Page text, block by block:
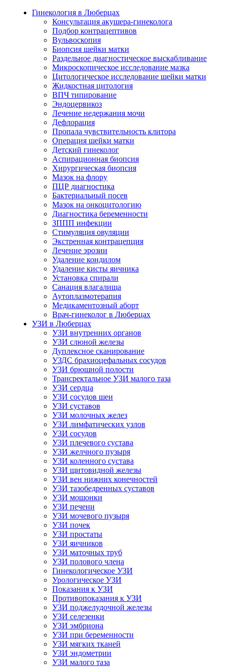
Гинекология в Люберцах
Консультация акушера-гинеколога
Подбор контрацептивов
Вульвоскопия
Биопсия шейки матки
Раздельное диагностическое выскабливание
Микроскопическое исследование мазка
Цитологическое исследование шейки матки
Жидкостная цитология
ВПЧ типирование
Эндоцервикоз
Лечение недержания мочи
Дефлорация
Пропала чувствительность клитора
Операция шейки матки
Детский гинеколог
Аспирационная биопсия
Хирургическая биопсия
Мазок на флору
ПЦР диагностика
Бактериальный посев
Мазок на онкоцитологию
Диагностика беременности
ЗППП инфекции
Стимуляция овуляции
Экстренная контрацепция
Лечение эрозии
Удаление кондилом
Удаление кисты яичника
Установка спирали
Санация влагалища
Аутоплазмотерапия
Медикаментозный аборт
Врач-гинеколог в Люберцах
УЗИ в Люберцах
УЗИ внутренних органов
УЗИ слюной железы
Дуплексное сканирование
УЗДС брахиоцефальных сосудов
УЗИ брюшной полости
Трансректальное УЗИ малого таза
УЗИ сердца
УЗИ сосудов шеи
УЗИ суставов
УЗИ молочных желез
УЗИ лимфатических узлов
УЗИ сосудов
УЗИ плечевого сустава
УЗИ желчного пузыря
УЗИ коленного сустава
УЗИ щитовидной железы
УЗИ вен нижних конечностей
УЗИ тазобедренных суставов
УЗИ мошонки
УЗИ печени
УЗИ мочевого пузыря
УЗИ почек
УЗИ простаты
УЗИ яичников
УЗИ маточных труб
УЗИ полового члена
Гинекологическое УЗИ
Урологическое УЗИ
Показания к УЗИ
Противопоказания к УЗИ
УЗИ поджелудочной железы
УЗИ селезенки
УЗИ эмбриона
УЗИ при беременности
УЗИ мягких тканей
УЗИ эндометрии
УЗИ малого таза